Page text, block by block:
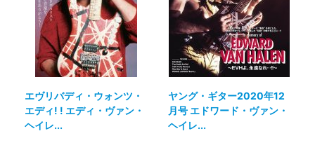
エヴリバディ・ウォンツ・
エディ! ! エディ・ヴァン・
ヘイレ...
ヤング・ギター2020年12
月号 エドワード・ヴァン・
ヘイレ...